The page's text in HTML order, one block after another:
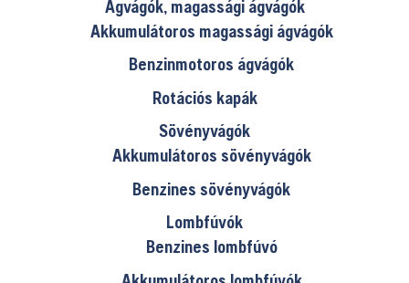
Ágvágók, magassági ágvágók
Akkumulátoros magassági ágvágók
Benzinmotoros ágvágók
Rotációs kapák
Sövényvágók
Akkumulátoros sövényvágók
Benzines sövényvágók
Lombfúvók
Benzines lombfúvó